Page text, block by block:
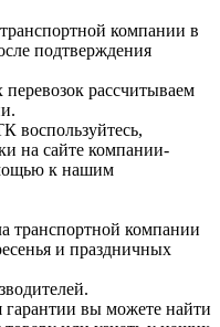
компании в
подтверждения
рассчитываем
воспользуйтесь,
на сайте компании-
к нашим
транспортной компании
и праздничных
гарантии вы можете найти